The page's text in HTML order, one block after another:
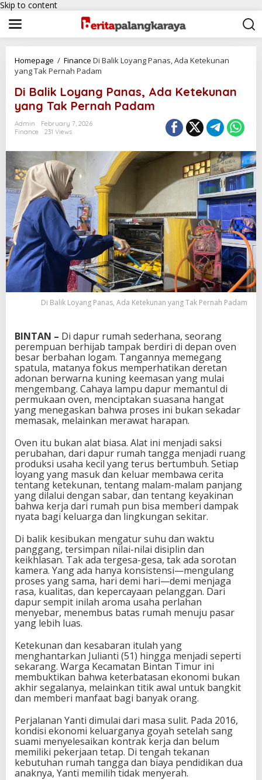
Skip to content
Homepage / Finance Di Balik Loyang Panas, Ada Ketekunan
yang Tak Pernah Padam
Di Balik Loyang Panas, Ada Ketekunan
yang Tak Pernah Padam
Admin
February 7, 2026
Finance
231 Views
Di Balik Loyang Panas, Ada Ketekunan yang Tak Pernah Padam
BINTAN – Di dapur rumah sederhana, seorang
perempuan berhijab tampak berdiri di depan oven
besar berbahan logam. Tangannya memegang
spatula, matanya fokus memperhatikan deretan
adonan berwarna kuning keemasan yang mulai
mengembang. Cahaya lampu dapur memantul di
permukaan oven, menciptakan suasana hangat
yang menegaskan bahwa proses ini bukan sekadar
memasak, melainkan merawat harapan.
Oven itu bukan alat biasa. Alat ini menjadi saksi
perubahan, dari dapur rumah tangga menjadi ruang
produksi usaha kecil yang terus bertumbuh. Setiap
loyang yang masuk dan keluar membawa cerita
tentang ketekunan, tentang malam-malam panjang
yang dilalui dengan sabar, dan tentang keyakinan
bahwa kerja dari rumah pun bisa memberi dampak
nyata bagi keluarga dan lingkungan sekitar.
Di balik kesibukan mengatur suhu dan waktu
panggang, tersimpan nilai-nilai disiplin dan
keikhlasan. Tak ada tergesa-gesa, tak ada sorotan
kamera. Yang ada hanya konsistensi—mengulang
proses yang sama, hari demi hari—demi menjaga
rasa, kualitas, dan kepercayaan pelanggan. Dari
dapur sempit inilah aroma usaha perlahan
menyebar, menembus batas rumah menuju pasar
yang lebih luas.
Ketekunan dan kesabaran itulah yang
menghantarkan Julianti (51) hingga menjadi seperti
sekarang. Warga Kecamatan Bintan Timur ini
membuktikan bahwa keterbatasan ekonomi bukan
akhir segalanya, melainkan titik awal untuk bangkit
dan memberi manfaat bagi banyak orang.
Perjalanan Yanti dimulai dari masa sulit. Pada 2016,
kondisi ekonomi keluarganya goyah setelah sang
suami menyelesaikan kontrak kerja dan belum
memiliki pekerjaan tetap. Di tengah tekanan
kebutuhan rumah tangga dan biaya pendidikan dua
anaknya, Yanti memilih tidak menyerah.